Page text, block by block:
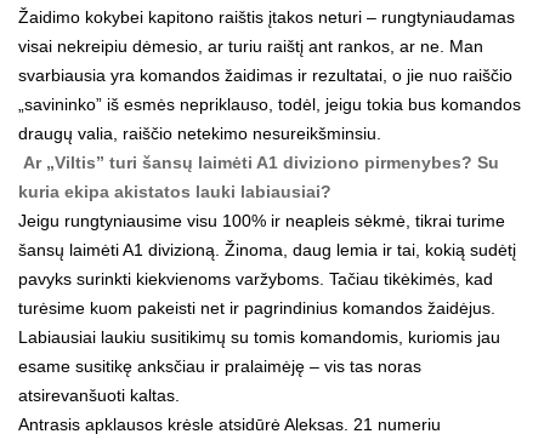
Žaidimo kokybei kapitono raištis įtakos neturi – rungtyniaudamas
visai nekreipiu dėmesio, ar turiu raištį ant rankos, ar ne. Man
svarbiausia yra komandos žaidimas ir rezultatai, o jie nuo raiščio
„savininko” iš esmės nepriklauso, todėl, jeigu tokia bus komandos
draugų valia, raiščio netekimo nesureikšminsiu.
Ar „Viltis” turi šansų laimėti A1 diviziono pirmenybes? Su
kuria ekipa akistatos lauki labiausiai?
Jeigu rungtyniausime visu 100% ir neapleis sėkmė, tikrai turime
šansų laimėti A1 divizioną. Žinoma, daug lemia ir tai, kokią sudėtį
pavyks surinkti kiekvienoms varžyboms. Tačiau tikėkimės, kad
turėsime kuom pakeisti net ir pagrindinius komandos žaidėjus.
Labiausiai laukiu susitikimų su tomis komandomis, kuriomis jau
esame susitikę anksčiau ir pralaimėję – vis tas noras
atsirevanšuoti kaltas.
Antrasis apklausos krėsle atsidūrė Aleksas. 21 numeriu